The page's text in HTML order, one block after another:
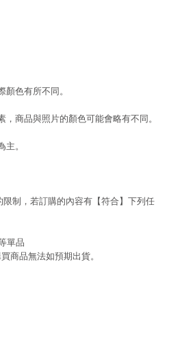
色有所不同。
商品與照片的顏色可能會略有不同。
。
制，若訂購的內容有【符合】下列任
單品
商品無法如預期出貨。